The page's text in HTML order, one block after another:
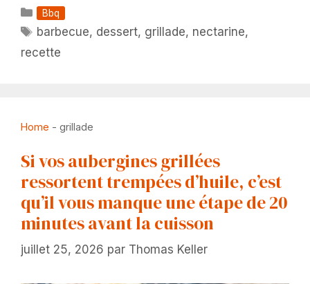
Catégories
Bbq
Étiquettes
barbecue, dessert, grillade, nectarine,
recette
Home - grillade
Si vos aubergines grillées
ressortent trempées d’huile, c’est
qu’il vous manque une étape de 20
minutes avant la cuisson
juillet 25, 2026 par Thomas Keller